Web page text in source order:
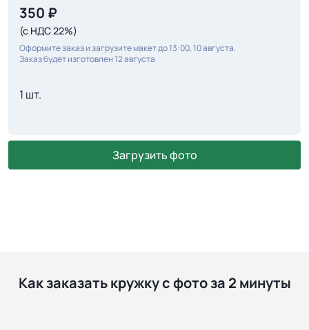
350 ₽
(с НДС 22%)
Оформите заказ и загрузите макет до 13:00, 10 августа.
Заказ будет изготовлен 12 августа
1 шт.
Загрузить фото
Как заказать кружку с фото за 2 минуты